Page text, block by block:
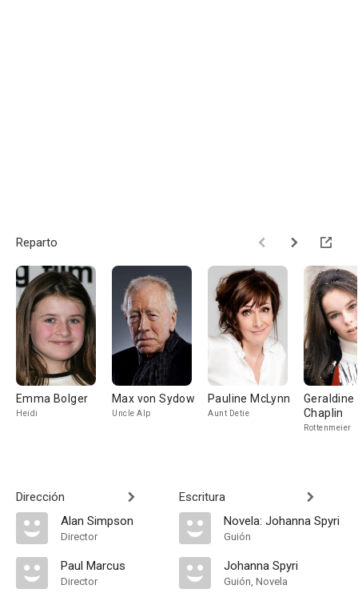
Reparto
Emma Bolger
Heidi
Max von Sydow
Uncle Alp
Pauline McLynn
Aunt Detie
Geraldine
Chaplin
Rottenmeier
Dirección
Alan Simpson
Director
Paul Marcus
Director
Escritura
Novela: Johanna Spyri
Guión
Johanna Spyri
Guión, Novela